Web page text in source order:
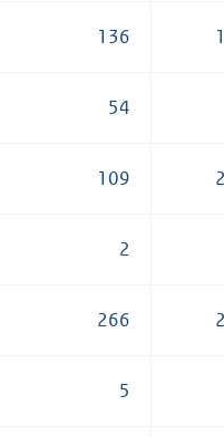
136
54
109
2
266
5